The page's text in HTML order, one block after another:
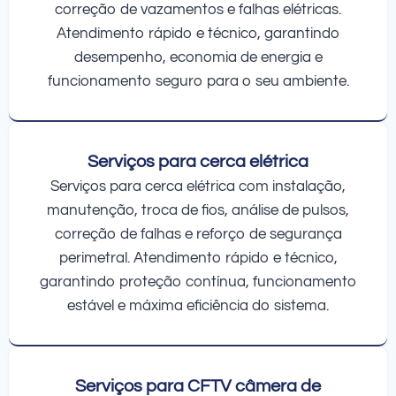
correção de vazamentos e falhas elétricas.
Atendimento rápido e técnico, garantindo
desempenho, economia de energia e
funcionamento seguro para o seu ambiente.
Serviços para cerca elétrica
Serviços para cerca elétrica com instalação,
manutenção, troca de fios, análise de pulsos,
correção de falhas e reforço de segurança
perimetral. Atendimento rápido e técnico,
garantindo proteção contínua, funcionamento
estável e máxima eficiência do sistema.
Serviços para CFTV câmera de